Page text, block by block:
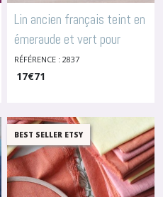
Lin ancien français teint en
émeraude et vert pour
broderie, 2837
Teints
RÉFÉRENCE : 2837
17€71
BEST SELLER ETSY